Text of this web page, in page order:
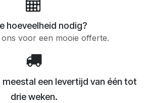
hoeveelheid nodig?
voor een mooie offerte.
een levertijd van één tot
drie weken.